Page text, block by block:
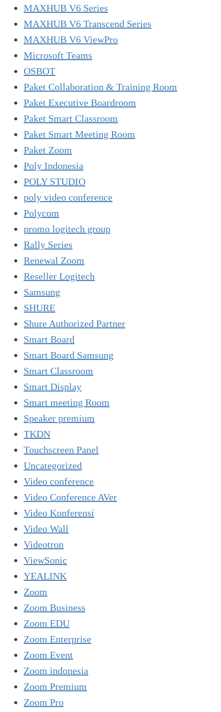
MAXHUB V6 Series
MAXHUB V6 Transcend Series
MAXHUB V6 ViewPro
Microsoft Teams
OSBOT
Paket Collaboration & Training Room
Paket Executive Boardroom
Paket Smart Classroom
Paket Smart Meeting Room
Paket Zoom
Poly Indonesia
POLY STUDIO
poly video conference
Polycom
promo logitech group
Rally Series
Renewal Zoom
Reseller Logitech
Samsung
SHURE
Shure Authorized Partner
Smart Board
Smart Board Samsung
Smart Classroom
Smart Display
Smart meeting Room
Speaker premium
TKDN
Touchscreen Panel
Uncategorized
Video conference
Video Conference AVer
Video Konferensi
Video Wall
Videotron
ViewSonic
YEALINK
Zoom
Zoom Business
Zoom EDU
Zoom Enterprise
Zoom Event
Zoom indonesia
Zoom Premium
Zoom Pro